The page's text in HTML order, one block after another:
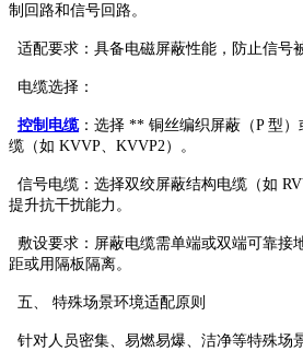
制回路和信号回路。
适配要求：具备电磁屏蔽性能，防止信号
电缆选择：
控制电缆：选择 ** 铜丝编织屏蔽（P 型
缆（如 KVVP、KVVP2）。
信号电缆：选择双绞屏蔽结构电缆（如
提升抗干扰能力。
敷设要求：屏蔽电缆需单端或双端可靠接
距或用隔板隔离。
五、 特殊场景环境适配原则
针对人员密集、易燃易爆、洁净等特殊场